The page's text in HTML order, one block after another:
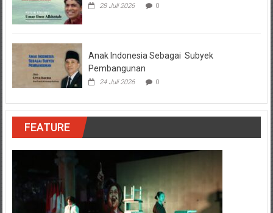
28 Juli 2026 0
Anak Indonesia Sebagai Subyek
Pembangunan
24 Juli 2026 0
FEATURE